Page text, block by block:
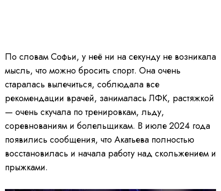
По словам Софьи, у неё ни на секунду не возникала
мысль, что можно бросить спорт. Она очень
старалась вылечиться, соблюдала все
рекомендации врачей, занималась ЛФК, растяжкой
— очень скучала по тренировкам, льду,
соревнованиям и болельщикам. В июле 2024 года
появились сообщения, что Акатьева полностью
восстановилась и начала работу над скольжением и
прыжками.